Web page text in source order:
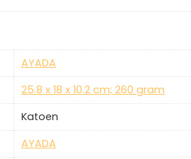
‎AYADA
‎25.8 x 18 x 10.2 cm; 260 gram
‎Katoen
‎AYADA